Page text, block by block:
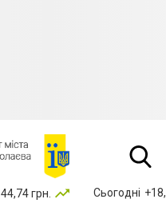
44,74 грн. Сьогодні